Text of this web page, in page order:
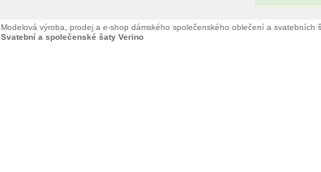
Modelová výroba, prodej a e-shop dámského společenského oblečení a svatebních
Svatební a společenské šaty Verino